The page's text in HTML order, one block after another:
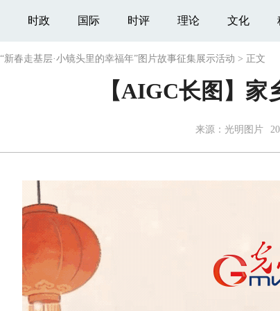
时政 国际 时评 理论 文化
“新春走基层·小镜头里的幸福年”图片故事征集展示活动 > 正文
【AIGC长图】
来源： 光明图片